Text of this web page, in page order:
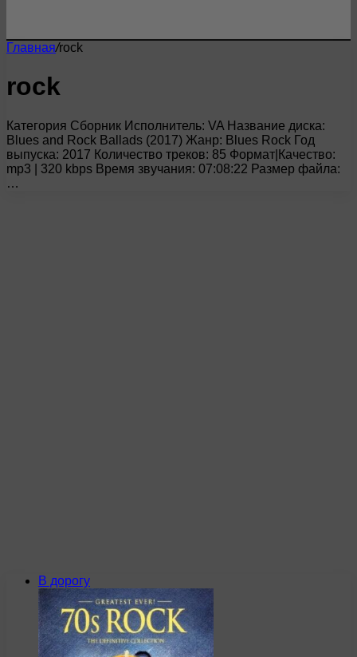
Главная/rock
rock
Категория Сборник Исполнитель: VA Название диска:
Blues and Rock Ballads (2017) Жанр: Blues Rock Год
выпуска: 2017 Количество треков: 85 Формат|Качество:
mp3 | 320 kbps Время звучания: 07:08:22 Размер файла:
…
В дорогу